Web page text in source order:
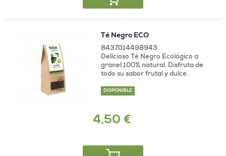
Té Negro ECO
8437014498943
Delicioso Té Negro Ecológico a
granel 100% natural. Disfruta de
todo su sabor frutal y dulce.
DISPONIBLE
4,50 €